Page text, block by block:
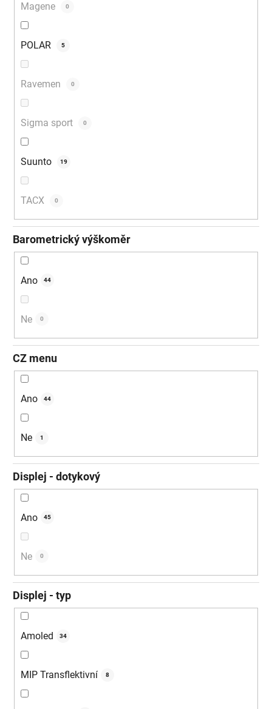
Magene 0
POLAR 5
Ravemen 0
Sigma sport 0
Suunto 19
TACX 0
Barometrický výškoměr
Ano 44
Ne 0
CZ menu
Ano 44
Ne 1
Displej - dotykový
Ano 45
Ne 0
Displej - typ
Amoled 34
MIP Transflektivní 8